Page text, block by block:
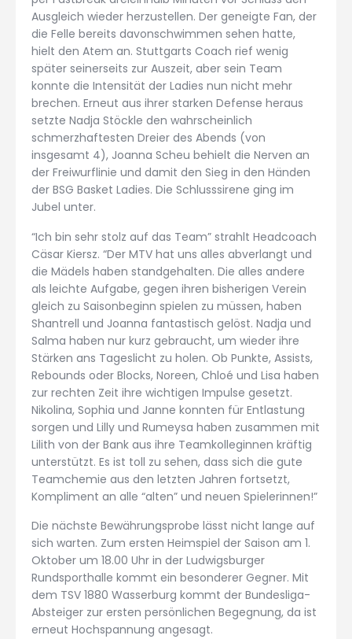
Ausgleich wieder herzustellen. Der geneigte Fan, der
die Felle bereits davonschwimmen sehen hatte,
hielt den Atem an. Stuttgarts Coach rief wenig
später seinerseits zur Auszeit, aber sein Team
konnte die Intensität der Ladies nun nicht mehr
brechen. Erneut aus ihrer starken Defense heraus
setzte Nadja Stöckle den wahrscheinlich
schmerzhaftesten Dreier des Abends (von
insgesamt 4), Joanna Scheu behielt die Nerven an
der Freiwurflinie und damit den Sieg in den Händen
der BSG Basket Ladies. Die Schlusssirene ging im
Jubel unter.
“Ich bin sehr stolz auf das Team” strahlt Headcoach
Cäsar Kiersz. “Der MTV hat uns alles abverlangt und
die Mädels haben standgehalten. Die alles andere
als leichte Aufgabe, gegen ihren bisherigen Verein
gleich zu Saisonbeginn spielen zu müssen, haben
Shantrell und Joanna fantastisch gelöst. Nadja und
Salma haben nur kurz gebraucht, um wieder ihre
Stärken ans Tageslicht zu holen. Ob Punkte, Assists,
Rebounds oder Blocks, Noreen, Chloé und Lisa haben
zur rechten Zeit ihre wichtigen Impulse gesetzt.
Nikolina, Sophia und Janne konnten für Entlastung
sorgen und Lilly und Rumeysa haben zusammen mit
Lilith von der Bank aus ihre Teamkolleginnen kräftig
unterstützt. Es ist toll zu sehen, dass sich die gute
Teamchemie aus den letzten Jahren fortsetzt,
Kompliment an alle “alten” und neuen Spielerinnen!”
Die nächste Bewährungsprobe lässt nicht lange auf
sich warten. Zum ersten Heimspiel der Saison am 1.
Oktober um 18.00 Uhr in der Ludwigsburger
Rundsporthalle kommt ein besonderer Gegner. Mit
dem TSV 1880 Wasserburg kommt der Bundesliga-
Absteiger zur ersten persönlichen Begegnung, da ist
erneut Hochspannung angesagt.